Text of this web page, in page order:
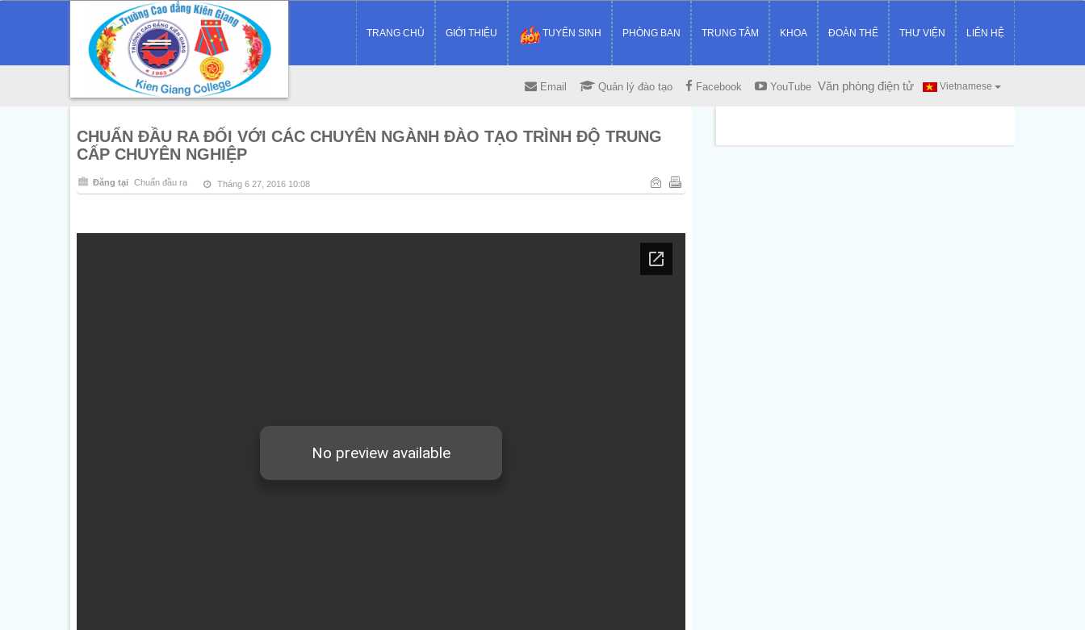
TRANG CHỦ GIỚI THIỆU TUYỂN SINH PHÒNG BAN TRUNG TÂM KHOA ĐOÀN THỂ THƯ VIỆN LIÊN HỆ
Vietnamese
Email Quản lý đào tạo Facebook YouTube Văn phòng điện tử
CHUẨN ĐẦU RA ĐỐI VỚI CÁC CHUYÊN NGÀNH ĐÀO TẠO TRÌNH ĐỘ TRUNG
CẤP CHUYÊN NGHIỆP
Đăng tại Chuẩn đầu ra Tháng 6 27, 2016 10:08